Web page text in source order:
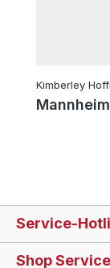
Kimberley
Service-
Shop Service